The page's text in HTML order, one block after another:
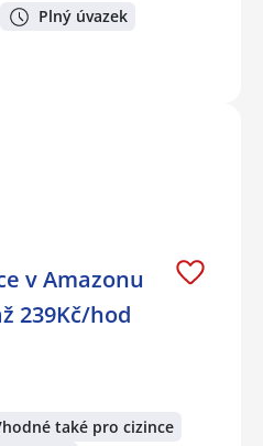
Plný úvazek
v Amazonu
239Kč/hod
také pro cizince